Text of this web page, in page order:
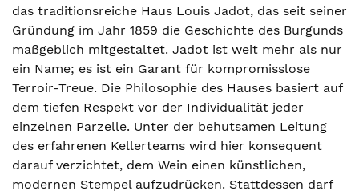
das traditionsreiche Haus Louis Jadot, das seit seiner
Gründung im Jahr 1859 die Geschichte des Burgunds
maßgeblich mitgestaltet. Jadot ist weit mehr als nur
ein Name; es ist ein Garant für kompromisslose
Terroir-Treue. Die Philosophie des Hauses basiert auf
dem tiefen Respekt vor der Individualität jeder
einzelnen Parzelle. Unter der behutsamen Leitung
des erfahrenen Kellerteams wird hier konsequent
darauf verzichtet, dem Wein einen künstlichen,
modernen Stempel aufzudrücken. Stattdessen darf